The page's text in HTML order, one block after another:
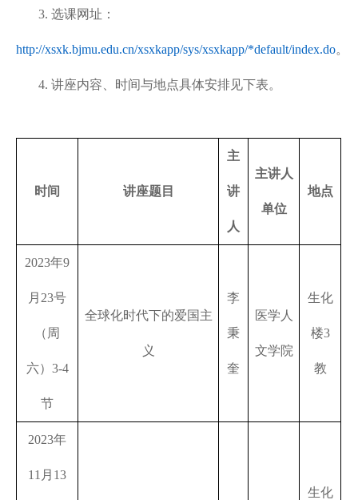
3. 选课网址：
http://xsxk.bjmu.edu.cn/xsxkapp/sys/xsxkapp/*default/index.do。
4. 讲座内容、时间与地点具体安排见下表。
时间 讲座题目
主
讲
人
主讲人
单位
地点
2023年9
月 23号
（周
六） 3-4
节
全球化时代下的爱国主
义
李
秉
奎
医学人
文学院
生化
楼3
教
2023年
11 月 13
生化